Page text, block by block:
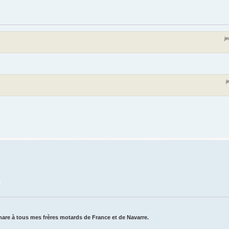
à tous mes frères motards de France et de Navarre.